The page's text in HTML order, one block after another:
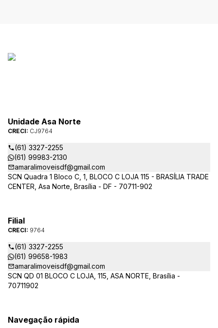
Unidade Asa Norte
CRECI: CJ9764
(61) 3327-2255
(61) 99983-2130
amaralimoveisdf@gmail.com
SCN Quadra 1 Bloco C, 1, BLOCO C LOJA 115 - BRASÍLIA TRADE
CENTER, Asa Norte, Brasília - DF - 70711-902
Filial
CRECI: 9764
(61) 3327-2255
(61) 99658-1983
amaralimoveisdf@gmail.com
SCN QD 01 BLOCO C LOJA, 115, ASA NORTE, Brasília -
70711902
Navegação rápida